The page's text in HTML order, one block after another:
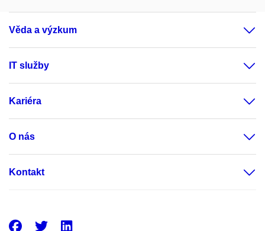
Věda a výzkum
IT služby
Kariéra
O nás
Kontakt
Facebook
Twitter